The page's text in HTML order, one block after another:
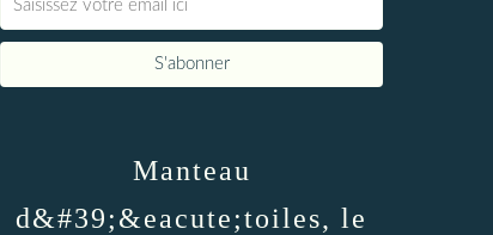
Manteau
d&#39;&eacute;toiles, le